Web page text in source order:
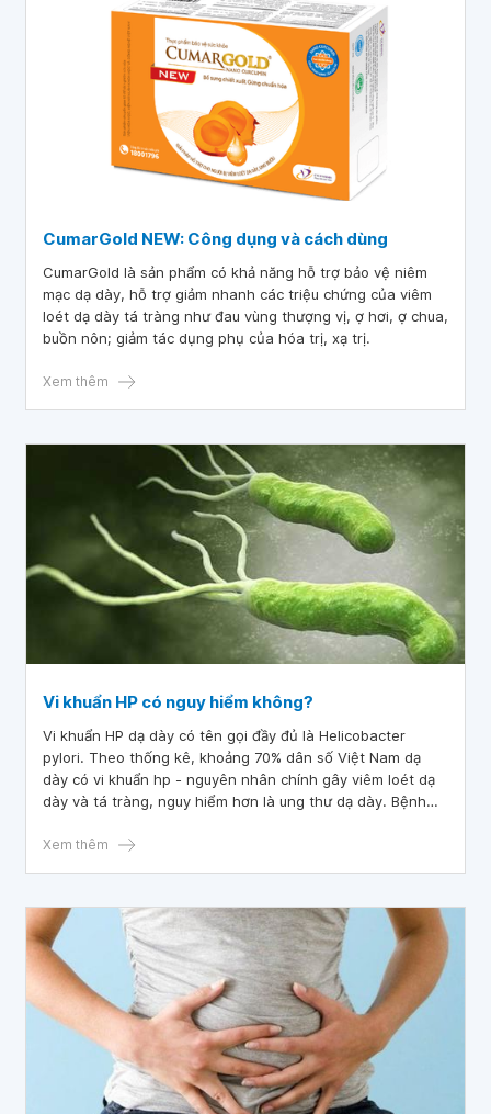
CumarGold NEW: Công dụng và cách dùng
CumarGold là sản phẩm có khả năng hỗ trợ bảo vệ niêm
mạc dạ dày, hỗ trợ giảm nhanh các triệu chứng của viêm
loét dạ dày tá tràng như đau vùng thượng vị, ợ hơi, ợ chua,
buồn nôn; giảm tác dụng phụ của hóa trị, xạ trị.
Xem thêm
Vi khuẩn HP có nguy hiểm không?
Vi khuẩn HP dạ dày có tên gọi đầy đủ là Helicobacter
pylori. Theo thống kê, khoảng 70% dân số Việt Nam dạ
dày có vi khuẩn hp - nguyên nhân chính gây viêm loét dạ
dày và tá tràng, nguy hiểm hơn là ung thư dạ dày. Bệnh
triển nghiêm trọng.
Xem thêm